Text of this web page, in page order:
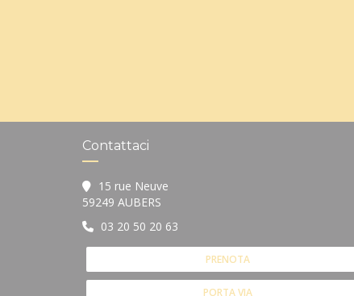
Contattaci
15 rue Neuve
59249 AUBERS
03 20 50 20 63
PRENOTA
PORTA VIA